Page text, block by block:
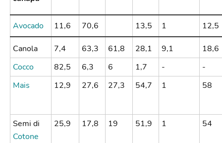
Avocado 11,6 70,6 13,5 1 12,5
Canola 7,4 63,3 61,8 28,1 9,1
18,6
Cocco
82,5 6,3 6 1,7 -
-
Mais
12,9 27,6 27,3 54,7 1 58
Semi di
Cotone
25,9 17,8 19 51,9 1 54